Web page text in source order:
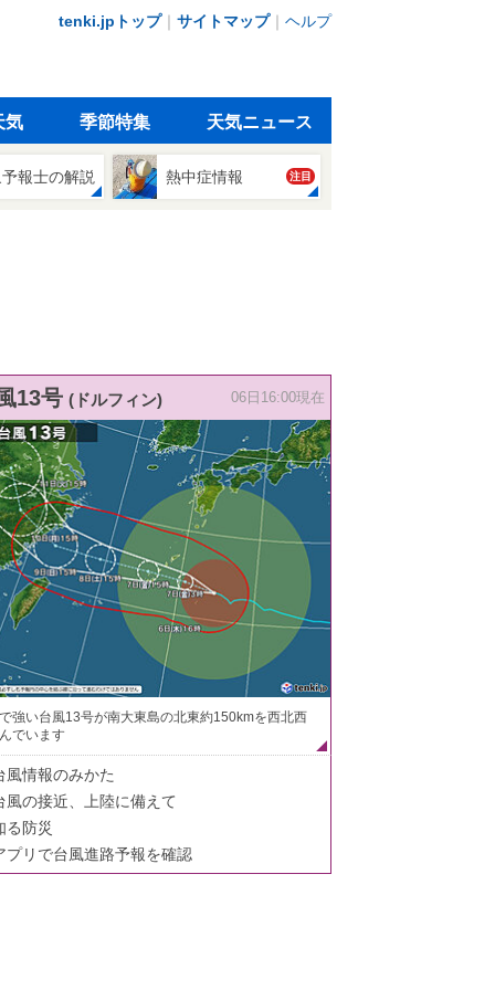
tenki.jpトップ｜ サイトマップ｜ ヘルプ
気 季節特集 天気ニュース
報士の解説 熱中症情報 注目
13号 (ドルフィン) 06日16:00現在
強い台風13号が南大東島の北東約150kmを西北西
でいます
風情報のみかた
風の接近、上陸に備えて
る防災
プリで台風進路予報を確認